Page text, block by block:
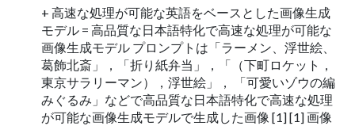
+ 高速な処理が可能な英語をベースとした画像生成
モデル = 高品質な日本語特化で高速な処理が可能な
画像生成モデル プロンプトは「ラーメン、浮世絵、
葛飾北斎」，「折り紙弁当」，「（下町ロケット，
東京サラリーマン），浮世絵」， 「可愛いゾウの編
みぐるみ」などで高品質な日本語特化で高速な処理
が可能な画像生成モデルで生成した画像 [1] [1] 画像